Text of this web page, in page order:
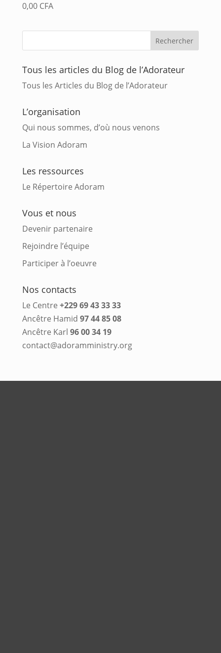
0,00 CFA
Tous les articles du Blog de l’Adorateur
Tous les Articles du Blog de l’Adorateur
L’organisation
Qui nous sommes, d’où nous venons
La Vision Adoram
Les ressources
Le Répertoire Adoram
Vous et nous
Devenir partenaire
Rejoindre l’équipe
Participer à l’oeuvre
Nos contacts
Le Centre +229 69 43 33 33
Ancêtre Hamid 97 44 85 08
Ancêtre Karl 96 00 34 19
contact@adoramministry.org